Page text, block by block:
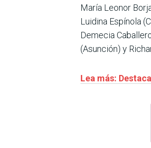
María Leonor
Luidina Espínola
Demecia
(Asunción) y
Lea más: